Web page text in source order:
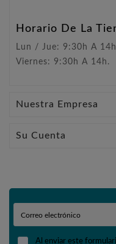
Horario De La
Lun / Jue: 9:30h A
Viernes: 9:30h A 14h.
Nuestra Empresa
Su Cuenta
Al enviar este